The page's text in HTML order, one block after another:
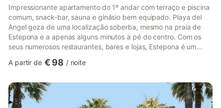
Impressionante apartamento do 1º andar com terraço e piscina
comum, snack-bar, sauna e ginásio bem equipado. Playa del
Angel goza de uma localização soberba, mesmo na praia de
Estepona e a apenas alguns minutos a pé do centro. Com os
seus numerosos restaurantes, bares e lojas, Estepona é um
desportos aquáticos. Com aluguer de barcos e viagens de
largo da costa são as viagens regulares de observação de
golfinhos. A cerca de 25 km de Marbella e a 1 hora de carro de
Málaga.
A partir de € 98 / noite